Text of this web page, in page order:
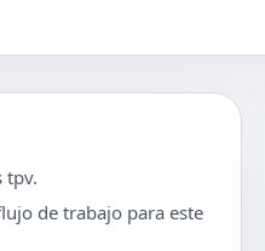
tpv.
de trabajo para este